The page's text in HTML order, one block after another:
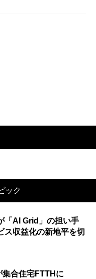
ック
「AI Grid」の担い手
収益化の新地平を切
合住宅FTTHに